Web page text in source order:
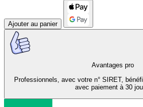
Ajouter au panier
Avantages pro
Professionnels, avec votre n° SIRET,
avec paiement à 30